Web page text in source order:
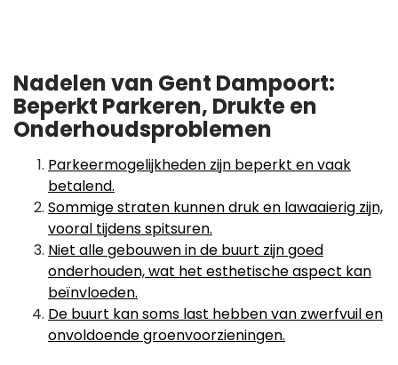
Nadelen van Gent Dampoort:
Beperkt Parkeren, Drukte en
Onderhoudsproblemen
Parkeermogelijkheden zijn beperkt en vaak
betalend.
Sommige straten kunnen druk en lawaaierig zijn,
vooral tijdens spitsuren.
Niet alle gebouwen in de buurt zijn goed
onderhouden, wat het esthetische aspect kan
beïnvloeden.
De buurt kan soms last hebben van zwerfvuil en
onvoldoende groenvoorzieningen.